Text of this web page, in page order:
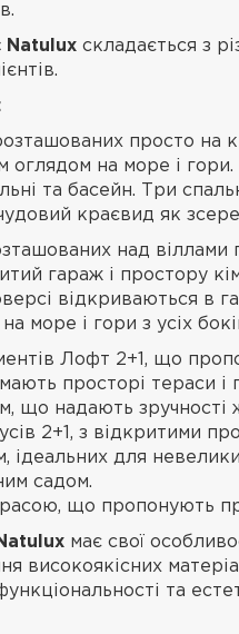
Natulux складається з
просто на
оглядом на море і
та басейн. Три
краєвид як
над віллами
гараж і простору
відкриваються в
море і гори з усіх
Лофт 2+1, що
просторі тераси
що надають зручності
2+1, з відкритими
ідеальних для
садом.
що пропонують
має свої
високоякісних
та